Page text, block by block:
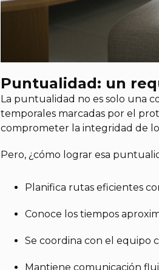
Puntualidad: un
La puntualidad no es solo una
temporales marcadas por el
comprometer la integridad de
Pero, ¿cómo lograr esa
Planifica rutas eficientes
Conoce los tiempos
Se coordina con el equipo
Mantiene comunicación